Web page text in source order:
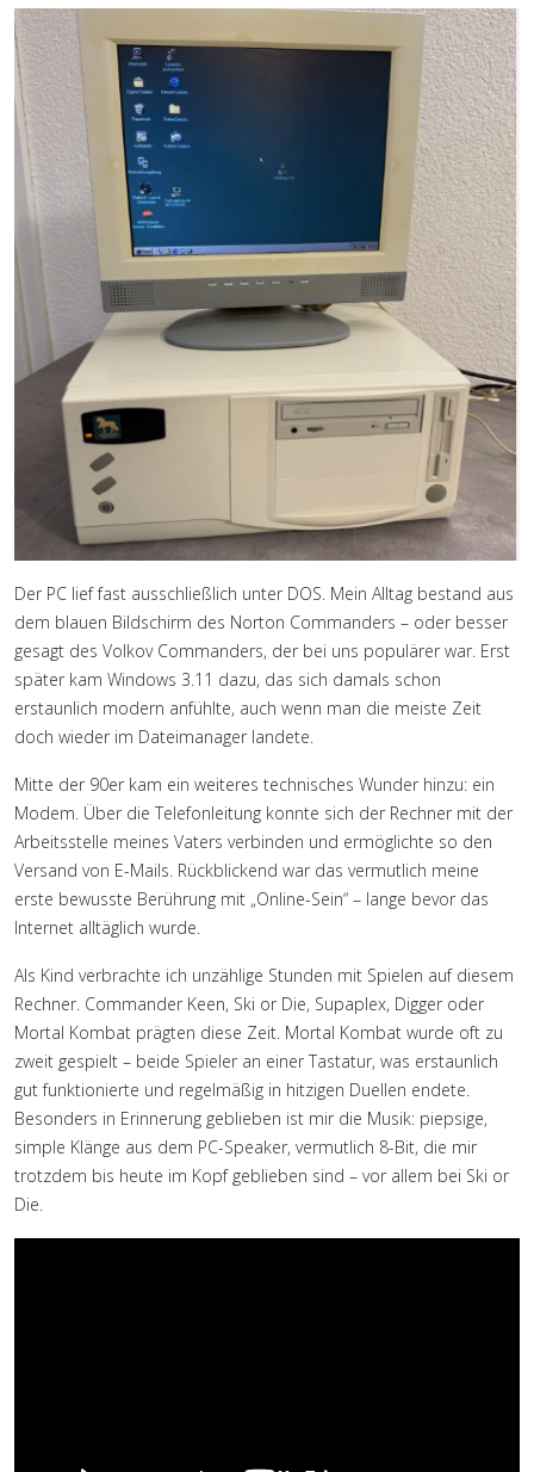
Der PC lief fast ausschließlich unter DOS. Mein Alltag bestand aus
dem blauen Bildschirm des Norton Commanders – oder besser
gesagt des Volkov Commanders, der bei uns populärer war. Erst
später kam Windows 3.11 dazu, das sich damals schon
erstaunlich modern anfühlte, auch wenn man die meiste Zeit
doch wieder im Dateimanager landete.
Mitte der 90er kam ein weiteres technisches Wunder hinzu: ein
Modem. Über die Telefonleitung konnte sich der Rechner mit der
Arbeitsstelle meines Vaters verbinden und ermöglichte so den
Versand von E-Mails. Rückblickend war das vermutlich meine
erste bewusste Berührung mit „Online-Sein“ – lange bevor das
Internet alltäglich wurde.
Als Kind verbrachte ich unzählige Stunden mit Spielen auf diesem
Rechner. Commander Keen, Ski or Die, Supaplex, Digger oder
Mortal Kombat prägten diese Zeit. Mortal Kombat wurde oft zu
zweit gespielt – beide Spieler an einer Tastatur, was erstaunlich
gut funktionierte und regelmäßig in hitzigen Duellen endete.
Besonders in Erinnerung geblieben ist mir die Musik: piepsige,
simple Klänge aus dem PC-Speaker, vermutlich 8-Bit, die mir
trotzdem bis heute im Kopf geblieben sind – vor allem bei Ski or
Die.